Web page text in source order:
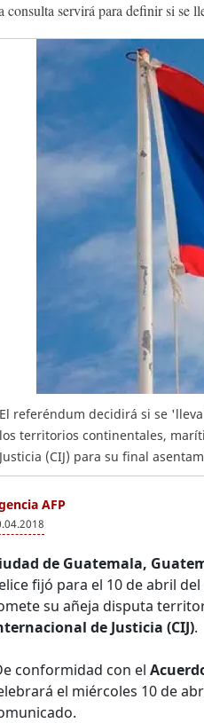
consulta servirá para definir si se
El referéndum decidirá si se
los territorios continentales,
Justicia (CIJ) para su final
AFP
de Guatemala,
fijó para el 10 de abril
su añeja disputa
de Justicia (CIJ).
conformidad con el
el miércoles 10 de